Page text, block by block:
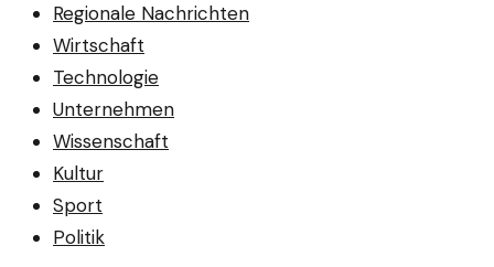
Regionale Nachrichten
Wirtschaft
Technologie
Unternehmen
Wissenschaft
Kultur
Sport
Politik